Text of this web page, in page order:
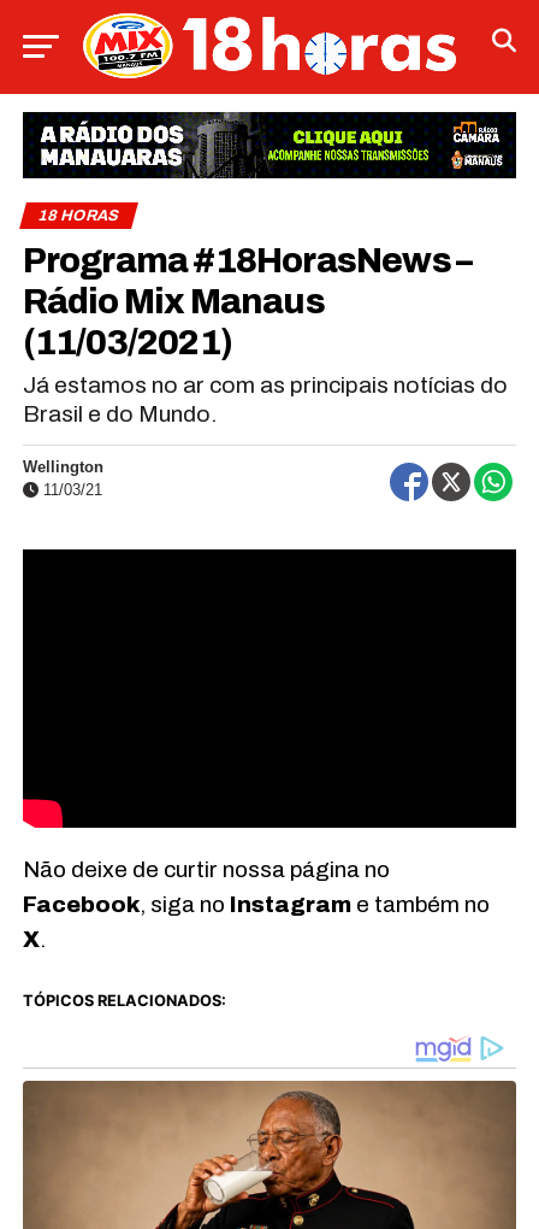
18 HORAS
Programa #18HorasNews​​​​​​​​​​​​ –
Rádio Mix Manaus
(11/03/2021)
Já estamos no ar com as principais notícias do
Brasil e do Mundo.
Wellington
11/03/21
Não deixe de curtir nossa página no
Facebook, siga no Instagrame também no
X.
TÓPICOS RELACIONADOS: